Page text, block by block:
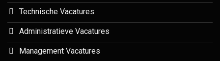
Technische Vacatures
Administratieve Vacatures
Management Vacatures